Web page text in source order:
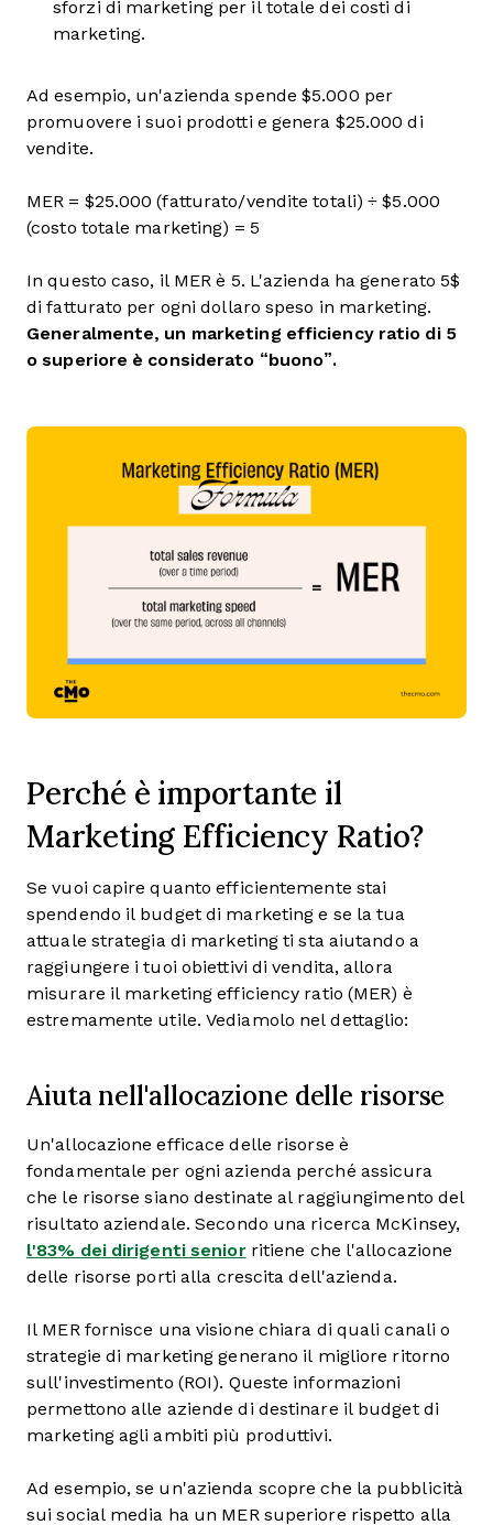
sforzi di marketing per il totale dei costi di
marketing.
Ad esempio, un'azienda spende $5.000 per
promuovere i suoi prodotti e genera $25.000 di
vendite.
MER = $25.000 (fatturato/vendite totali) ÷ $5.000
(costo totale marketing) = 5
In questo caso, il MER è 5. L'azienda ha generato 5$
di fatturato per ogni dollaro speso in marketing.
Generalmente, un marketing efficiency ratio di 5
o superiore è considerato “buono”.
Perché è importante il
Marketing Efficiency Ratio?
Se vuoi capire quanto efficientemente stai
spendendo il budget di marketing e se la tua
attuale strategia di marketing ti sta aiutando a
raggiungere i tuoi obiettivi di vendita, allora
misurare il marketing efficiency ratio (MER) è
estremamente utile. Vediamolo nel dettaglio:
Aiuta nell'allocazione delle risorse
Un'allocazione efficace delle risorse è
fondamentale per ogni azienda perché assicura
che le risorse siano destinate al raggiungimento del
risultato aziendale. Secondo una ricerca McKinsey,
l'83% dei dirigenti seniorritiene che l'allocazione
delle risorse porti alla crescita dell'azienda.
Il MER fornisce una visione chiara di quali canali o
strategie di marketing generano il migliore ritorno
sull'investimento (ROI). Queste informazioni
permettono alle aziende di destinare il budget di
marketing agli ambiti più produttivi.
Ad esempio, se un'azienda scopre che la pubblicità
sui social media ha un MER superiore rispetto alla